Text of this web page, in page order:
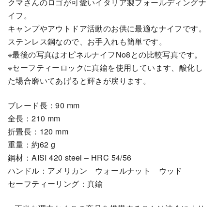
イフ。
キャンプやアウトドア活動のお供に最適なナイフです。
ステンレス鋼なので、お手入れも簡単です。
※最後の写真はオピネルナイフNo8との比較写真です。
※セーフティーロックに真鍮を使用しています、酸化し
た場合磨いてあげると輝きが戻ります。
ブレード長：90 mm
全長：210 mm
折畳長：120 mm
重量：約62 g
鋼材：AISI 420 steel – HRC 54/56
ハンドル：アメリカン ウォールナット ウッド
セーフティーリング：真鍮